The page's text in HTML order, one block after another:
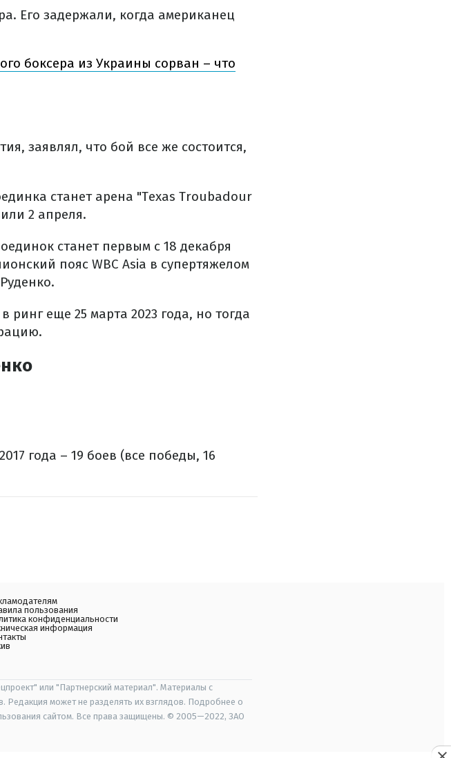
Его задержали, когда американец
боксера из Украины сорван – что
заявлял, что бой все же состоится,
станет арена "Texas Troubadour
2 апреля.
станет первым с 18 декабря
пояс WBC Asia в супертяжелом
еще 25 марта 2023 года, но тогда
года – 19 боев (все победы, 16
пользования
конфиденциальности
информация
или "Партнерский материал". Материалы с
Редакция может не разделять их взглядов. Подробнее о
сайтом. Все права защищены. © 2005—2022, ЗАО